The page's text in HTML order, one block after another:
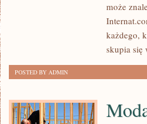
SATELITARNYmoże
każdego,
skupia się
POSTED BY ADMIN